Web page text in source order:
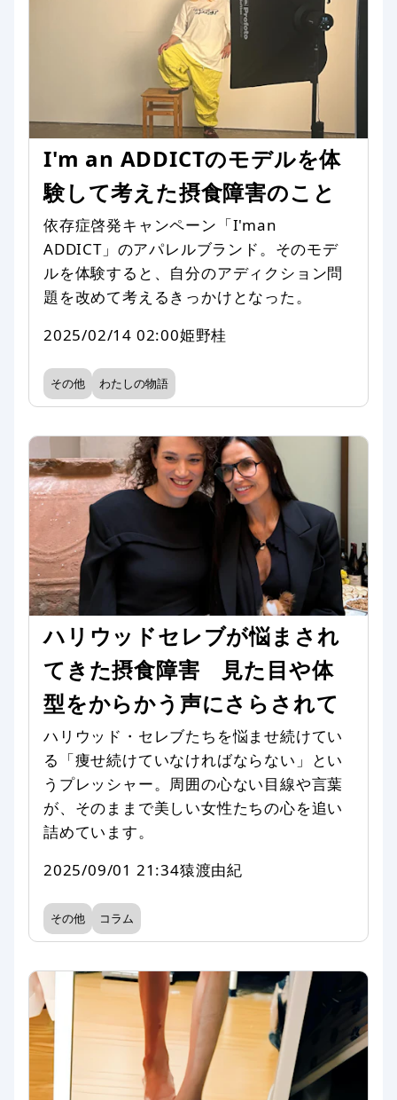
I'm an ADDICTのモデルを体
験して考えた摂食障害のこと
依存症啓発キャンペーン「I'man
ADDICT」のアパレルブランド。そのモデ
ルを体験すると、自分のアディクション問
題を改めて考えるきっかけとなった。
2025/02/14 02:00姫野桂
その他 わたしの物語
ハリウッドセレブが悩まされ
てきた摂食障害 見た目や体
型をからかう声にさらされて
ハリウッド・セレブたちを悩ませ続けてい
る「痩せ続けていなければならない」とい
うプレッシャー。周囲の心ない目線や言葉
が、そのままで美しい女性たちの心を追い
詰めています。
2025/09/01 21:34猿渡由紀
その他 コラム